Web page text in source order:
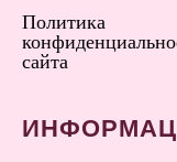
Политика
сайта